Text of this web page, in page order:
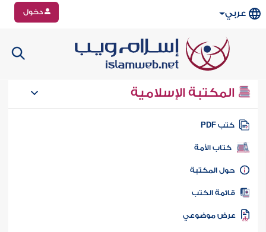
عربي دخول
المكتبة الإسلامية
كتب PDF
كتاب الأمة
المكتبة
الكتب